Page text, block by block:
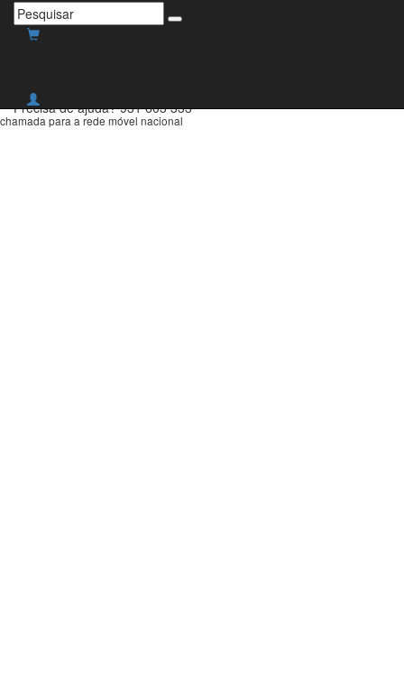
Envio grátis para Portugal
Precisa de ajuda? 931 603 333
chamada para a rede móvel nacional